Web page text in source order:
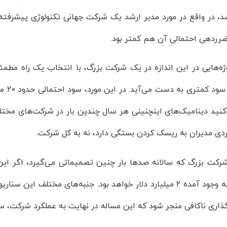
در واقع در مورد مدیر ارشد یک شرکت جهانی تکنولوژی
احتمالی آن هم کمتر بود.
در این اندازه در یک شرکت بزرگ، با انتخاب یک راه
دینامیک‌های اینچنینی هر سال چندین بار در شرکت‌های
مدیران به ریسک کردن بستگی دارد، نه به کل شرکت.
فرصت به وجود آمده 2 میلیارد دلار خواهد بود. جنبه‌های
ناکافی منجر شود که این مساله در نهایت به عملکرد